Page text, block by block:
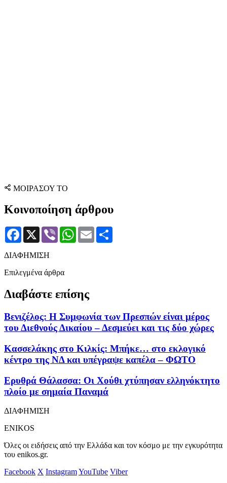
ΜΟΙΡΑΣΟΥ ΤΟ
Κοινοποίηση άρθρου
Facebook
X Viber WhatsApp
Email
ΔΙΑΦΗΜΙΣΗ
Επιλεγμένα άρθρα
Διαβάστε επίσης
Βενιζέλος: Η Συμφωνία των Πρεσπών είναι μέρος
του Διεθνούς Δικαίου – Δεσμεύει και τις δύο χώρες
Κασσελάκης στο Κιλκίς: Μπήκε… στο εκλογικό
κέντρο της ΝΔ και υπέγραψε καπέλα – ΦΩΤΟ
Ερυθρά Θάλασσα: Οι Χούθι χτύπησαν ελληνόκτητο
πλοίο με σημαία Παναμά
ΔΙΑΦΗΜΙΣΗ
ENIKOS
Όλες οι ειδήσεις από την Ελλάδα και τον κόσμο με την εγκυρότητα
του enikos.gr.
Facebook X InstagramYouTube Viber